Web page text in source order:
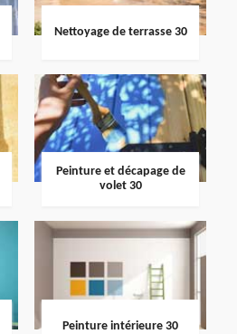
Nettoyage de terrasse 30
Peinture et décapage de
volet 30
Peinture intérieure 30